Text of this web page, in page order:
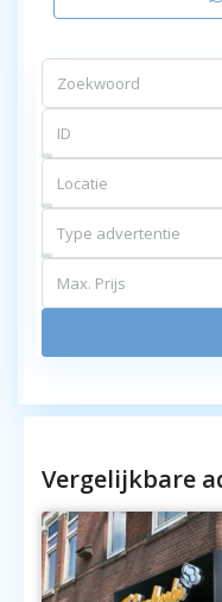
Locatie
Type advertentie
Max. Prijs
Vergelijkbare